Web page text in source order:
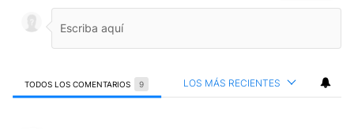
TODOS LOS COMENTARIOS 9 LOS MÁS RECIENTES